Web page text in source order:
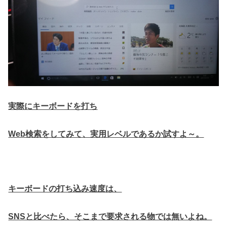
実際にキーボードを打ち
Web検索をしてみて、実用レベルであるか試すよ～。
キーボードの打ち込み速度は、
SNSと比べたら、そこまで要求される物では無いよね。